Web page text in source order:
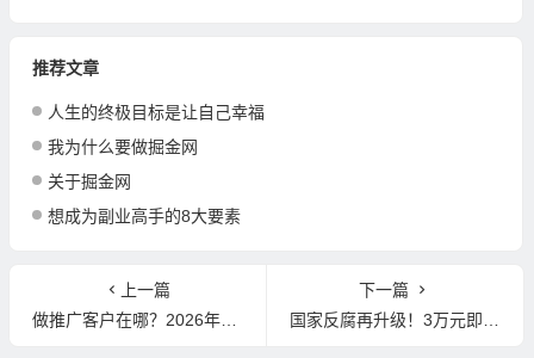
推荐文章
人生的终极目标是让自己幸福
我为什么要做掘金网
关于掘金网
想成为副业高手的8大要素
上一篇
做推广客户在哪？2026年最新搜索引擎占比、AI工具排行数据
下一篇
国家反腐再升级！3万元即入罪，5月1日起正式施行